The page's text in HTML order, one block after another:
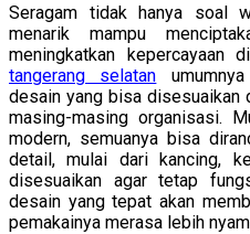
Seragam tidak hanya soal
menarik mampu
meningkatkan kepercayaan
tangerang selatan
desain yang bisa disesuaikan
masing-masing organisasi.
modern, semuanya bisa
detail, mulai dari kancing,
disesuaikan agar tetap
desain yang tepat akan
pemakainya merasa lebih